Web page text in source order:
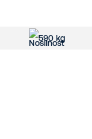
590 kg